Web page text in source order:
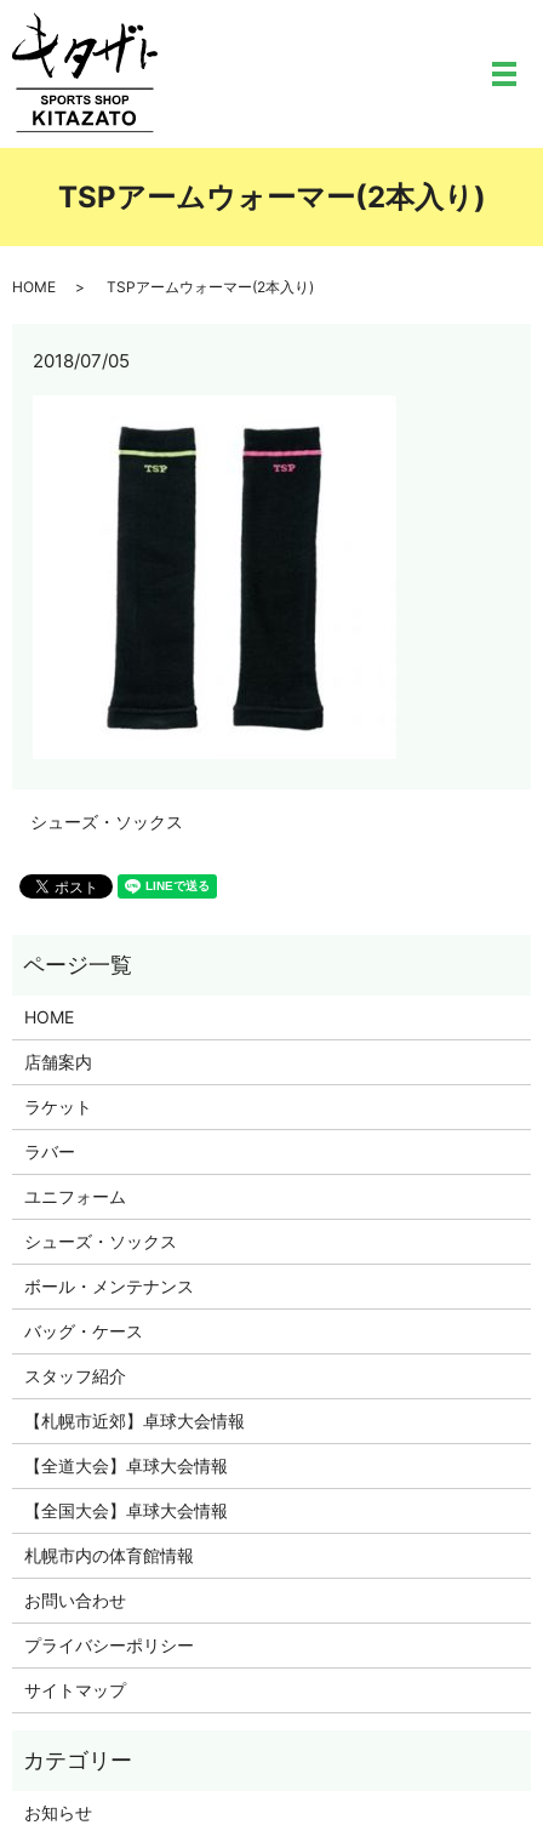
メ
TSPアームウォーマー(2本入り)
HOME TSPアームウォーマー(2本入り)
2018/07/05
シューズ・ソックス
HOME
店舗案内
ラケット
ラバー
ユニフォーム
シューズ・ソックス
ボール・メンテナンス
バッグ・ケース
スタッフ紹介
【札幌市近郊】卓球大会情報
【全道大会】卓球大会情報
【全国大会】卓球大会情報
札幌市内の体育館情報
お問い合わせ
プライバシーポリシー
サイトマップ
お知らせ